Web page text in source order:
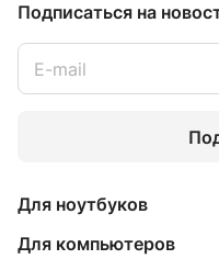
Подписаться на
Для ноутбуков
Для компьютеров